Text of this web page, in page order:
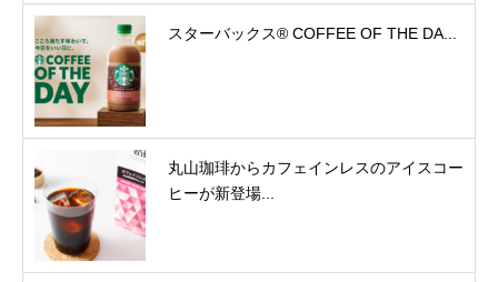
スターバックス® COFFEE OF THE DA...
丸山珈琲からカフェインレスのアイスコー
ヒーが新登場...